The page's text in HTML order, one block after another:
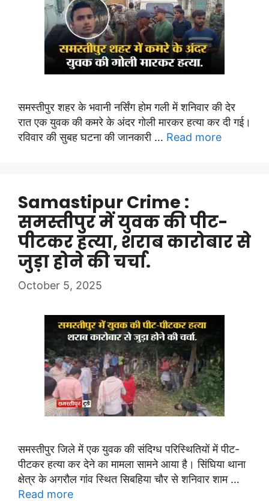
समस्तीपुर शहर के भवानी नर्सिंग होम गली में शनिवार की देर
रात एक युवक की कमरे के अंदर गोली मारकर हत्या कर दी गई।
रविवार की सुबह घटना की जानकारी … Read more
Samastipur Crime :
समस्तीपुर में युवक की पीट-
पीटकर हत्या, शराब कारोबार से
जुड़ा होने की चर्चा.
October 5, 2025
समस्तीपुर जिले में एक युवक की संदिग्ध परिस्थितियों में पीट-
पीटकर हत्या कर देने का मामला सामने आया है। सिंघिया थाना
क्षेत्र के अगरौल गांव स्थित सिबहिया चौर से शनिवार शाम …
Read more